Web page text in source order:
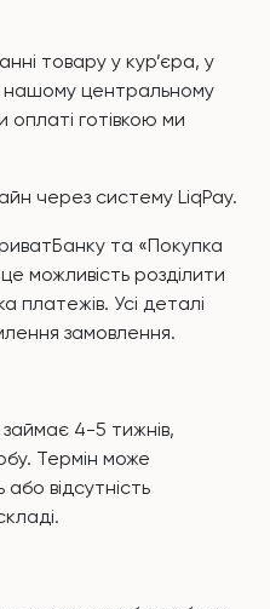
товару у кур’єра, у
нашому центральному
оплаті готівкою ми
через систему LiqPay.
та «Покупка
можливість розділити
платежів. Усі деталі
замовлення.
4-5 тижнів,
Термін може
відсутність